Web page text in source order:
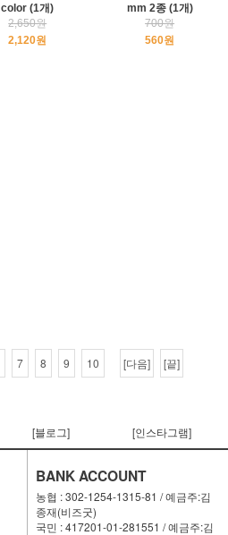
color (1개)
2,650원
2,120원
mm 2종 (1개)
700원
560원
7 8 9 10 [다음] [끝]
[블로그] [인스타그램]
BANK ACCOUNT
농협 : 302-1254-1315-81 / 예금주:김
종재(비즈굿)
국민 : 417201-01-281551 / 예금주:김